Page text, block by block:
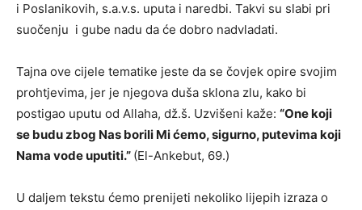
i Poslanikovih, s.a.v.s. uputa i naredbi. Takvi su slabi pri
suočenju i gube nadu da će dobro nadvladati.
Tajna ove cijele tematike jeste da se čovjek opire svojim
prohtjevima, jer je njegova duša sklona zlu, kako bi
postigao uputu od Allaha, dž.š. Uzvišeni kaže: “One koji
se budu zbog Nas borili Mi ćemo, sigurno, putevima koji
Nama vode uputiti.” (El-Ankebut, 69.)
U daljem tekstu ćemo prenijeti nekoliko lijepih izraza o